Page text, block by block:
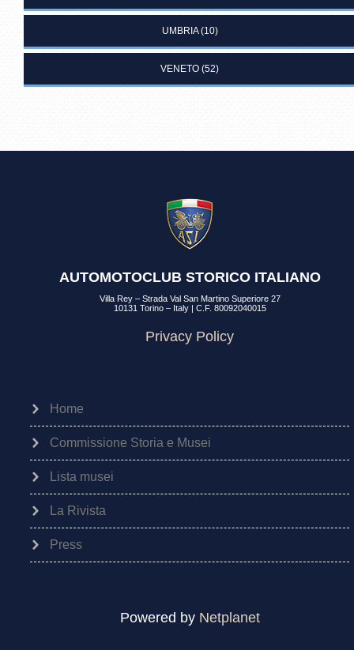
UMBRIA(10)
VENETO (52)
AUTOMOTOCLUB STORICO ITALIANO
Villa Rey – Strada Val San Martino Superiore 27
10131 Torino – Italy | C.F. 80092040015
Privacy Policy
Home
Commissione Storia e Musei
Lista musei
La Rivista
Press
Powered by Netplanet